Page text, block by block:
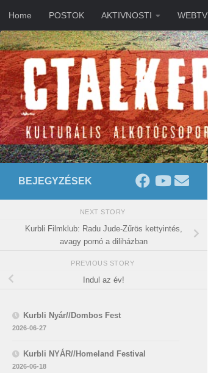
Skip to content
Home POSTOK AKTIVNOSTI WEBTV
BEJEGYZÉSEK
NEXT STORY
Kurbli Filmklub: Radu Jude-Zűrös kettyintés,
avagy pornó a diliházban
PREVIOUS STORY
Indul az év!
Kurbli Nyár//Dombos Fest
2026-06-27
Kurbli NYÁR//Homeland Festival
2026-06-18